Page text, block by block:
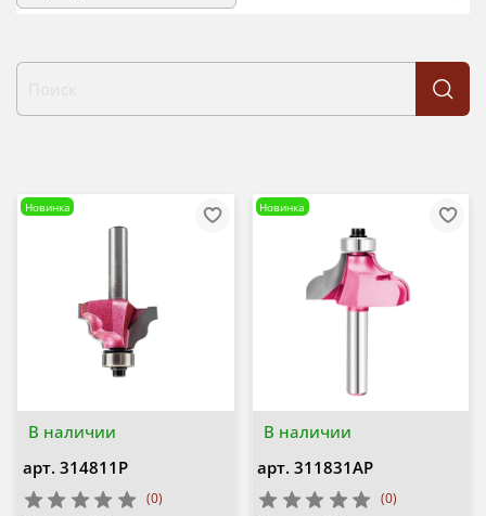
В наличии
Новинка
арт. 314811P
(0)
В наличии
Новинка
арт. 311831AP
(0)